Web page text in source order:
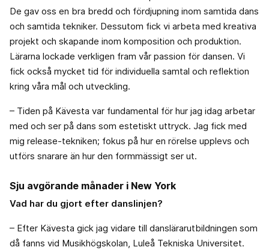
De gav oss en bra bredd och fördjupning inom samtida dans
och samtida tekniker. Dessutom fick vi arbeta med kreativa
projekt och skapande inom komposition och produktion.
Lärarna lockade verkligen fram vår passion för dansen. Vi
fick också mycket tid för individuella samtal och reflektion
kring våra mål och utveckling.
– Tiden på Kävesta var fundamental för hur jag idag arbetar
med och ser på dans som estetiskt uttryck. Jag fick med
mig release-tekniken; fokus på hur en rörelse upplevs och
utförs snarare än hur den formmässigt ser ut.
Sju avgörande månader i New York
Vad har du gjort efter danslinjen?
– Efter Kävesta gick jag vidare till danslärarutbildningen som
då fanns vid Musikhögskolan, Luleå Tekniska Universitet.